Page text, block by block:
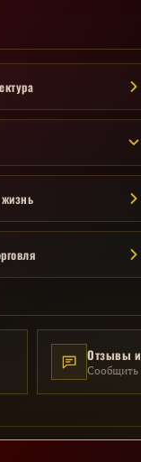
Отзывы
Сообщить